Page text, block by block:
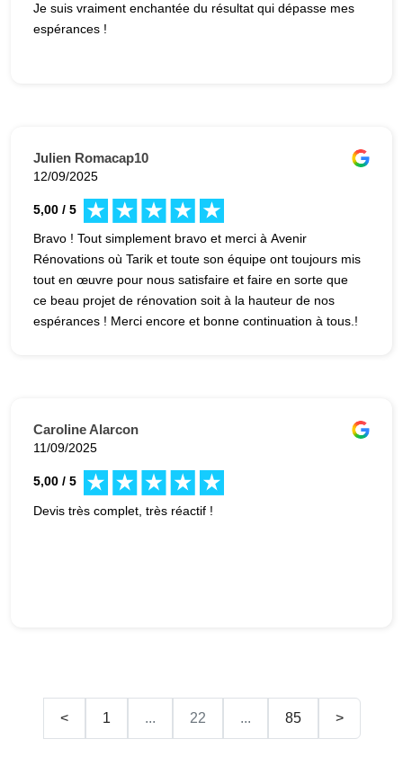
Je suis vraiment enchantée du résultat qui dépasse mes
espérances !
Julien Romacap10
12/09/2025
5,00 / 5
Bravo ! Tout simplement bravo et merci à Avenir
Rénovations où Tarik et toute son équipe ont toujours mis
tout en œuvre pour nous satisfaire et faire en sorte que
ce beau projet de rénovation soit à la hauteur de nos
espérances ! Merci encore et bonne continuation à tous.!
Caroline Alarcon
11/09/2025
5,00 / 5
Devis très complet, très réactif !
< 1 ... 22 ... 85 >